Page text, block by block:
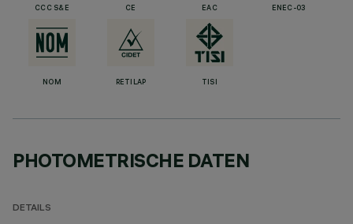
CCC S&E CE EAC ENEC-03
NOM RETILAP TISI
PHOTOMETRISCHE DATEN
DETAILS